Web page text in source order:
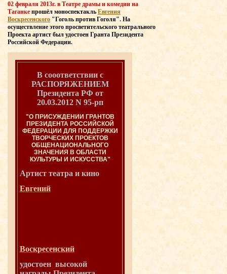
02 февраля 2013г. в Театре драмы и комедии на
Таганке прошёл моноспектакль Евгения
Воскресенского "Гоголь против Гоголя". На
осуществление этого просветительского театрального
Проекта артист был удостоен Гранта Президента
Российской Федерации.
В сооответствии с
РАСПОРЯЖЕНИЕМ
Президента РФ от
20.03.2012 N 95-рп
"О ПРИСУЖДЕНИИ ГРАНТОВ
ПРЕЗИДЕНТА РОССИЙСКОЙ
ФЕДЕРАЦИИ ДЛЯ ПОДДЕРЖКИ
ТВОРЧЕСКИХ ПРОЕКТОВ
ОБЩЕНАЦИОНАЛЬНОГО
ЗНАЧЕНИЯ В ОБЛАСТИ
КУЛЬТУРЫ И ИСКУССТВА"
Артист театра и кино
Евгений
Воскресенский
удостоен высокой